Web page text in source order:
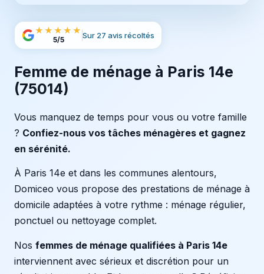
★★★★★
5/5 Sur 27 avis récoltés
Femme de ménage à Paris 14e
(75014)
Vous manquez de temps pour vous ou votre famille
? Confiez-nous vos tâches ménagères et gagnez
en sérénité.
À Paris 14e et dans les communes alentours,
Domiceo vous propose des prestations de ménage à
domicile adaptées à votre rythme : ménage régulier,
ponctuel ou nettoyage complet.
Nos femmes de ménage qualifiées à Paris 14e
interviennent avec sérieux et discrétion pour un